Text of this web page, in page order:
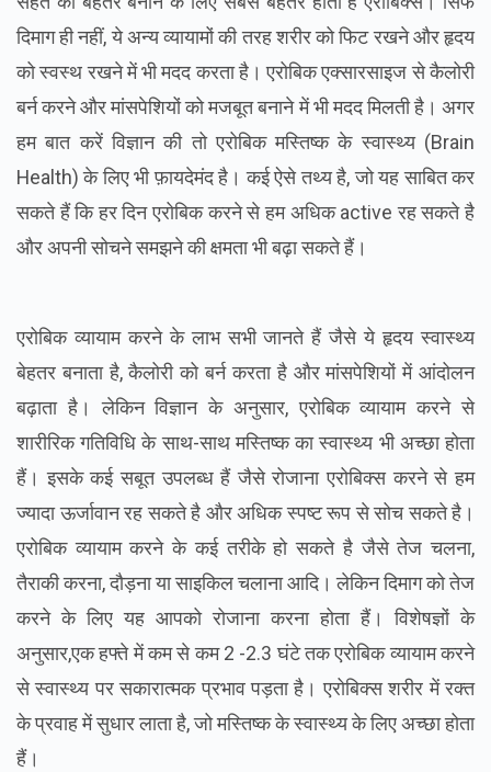
दिमाग ही नहीं, ये अन्य व्यायामों की तरह शरीर को फिट रखने और हृदय
को स्वस्थ रखने में भी मदद करता है। एरोबिक एक्सारसाइज से कैलोरी
बर्न करने और मांसपेशियों को मजबूत बनाने में भी मदद मिलती है। अगर
हम बात करें विज्ञान की तो एरोबिक मस्तिष्क के स्वास्थ्य (Brain
Health) के लिए भी फ़ायदेमंद है। कई ऐसे तथ्य है, जो यह साबित कर
सकते हैं कि हर दिन एरोबिक करने से हम अधिक active रह सकते है
और अपनी सोचने समझने की क्षमता भी बढ़ा सकते हैं।
एरोबिक व्यायाम करने के लाभ सभी जानते हैं जैसे ये हृदय स्वास्थ्य
बेहतर बनाता है, कैलोरी को बर्न करता है और मांसपेशियों में आंदोलन
बढ़ाता है। लेकिन विज्ञान के अनुसार, एरोबिक व्यायाम करने से
शारीरिक गतिविधि के साथ-साथ मस्तिष्क का स्वास्थ्य भी अच्छा होता
हैं। इसके कई सबूत उपलब्ध हैं जैसे रोजाना एरोबिक्स करने से हम
ज्यादा ऊर्जावान रह सकते है और अधिक स्पष्ट रूप से सोच सकते है।
एरोबिक व्यायाम करने के कई तरीके हो सकते है जैसे तेज चलना,
तैराकी करना, दौड़ना या साइकिल चलाना आदि। लेकिन दिमाग को तेज
करने के लिए यह आपको रोजाना करना होता हैं। विशेषज्ञों के
अनुसार,एक हफ्ते में कम से कम 2 -2.3 घंटे तक एरोबिक व्यायाम करने
से स्वास्थ्य पर सकारात्मक प्रभाव पड़ता है। एरोबिक्स शरीर में रक्त
के प्रवाह में सुधार लाता है, जो मस्तिष्क के स्वास्थ्य के लिए अच्छा होता
हैं।